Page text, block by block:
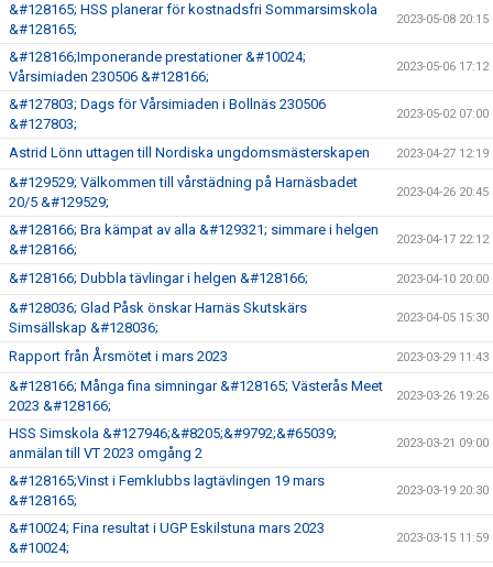
&#128165; HSS planerar för kostnadsfri Sommarsimskola
&#128165;
2023-05-08 20:15
&#128166;Imponerande prestationer &#10024;
Vårsimiaden 230506 &#128166;
2023-05-06 17:12
&#127803; Dags för Vårsimiaden i Bollnäs 230506
&#127803;
2023-05-02 07:00
Astrid Lönn uttagen till Nordiska ungdomsmästerskapen 2023-04-27 12:19
&#129529; Välkommen till vårstädning på Harnäsbadet
20/5 &#129529;
2023-04-26 20:45
&#128166; Bra kämpat av alla &#129321; simmare i helgen
&#128166;
2023-04-17 22:12
&#128166; Dubbla tävlingar i helgen &#128166; 2023-04-10 20:00
&#128036; Glad Påsk önskar Harnäs Skutskärs
Simsällskap &#128036;
2023-04-05 15:30
Rapport från Årsmötet i mars 2023 2023-03-29 11:43
&#128166; Många fina simningar &#128165; Västerås Meet
2023 &#128166;
2023-03-26 19:26
HSS Simskola &#127946;&#8205;&#9792;&#65039;
anmälan till VT 2023 omgång 2
2023-03-21 09:00
&#128165;Vinst i Femklubbs lagtävlingen 19 mars
&#128165;
2023-03-19 20:30
&#10024; Fina resultat i UGP Eskilstuna mars 2023
&#10024;
2023-03-15 11:59